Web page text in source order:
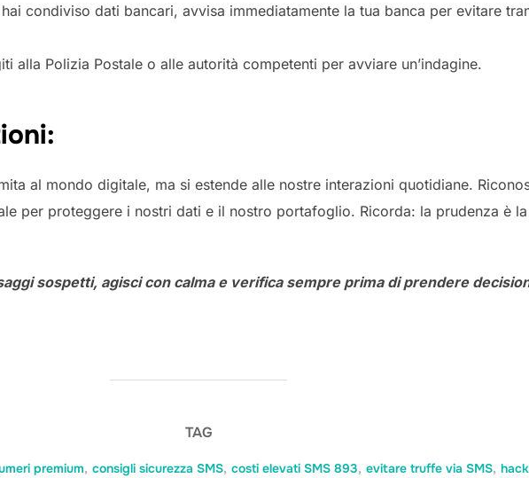
hai condiviso dati bancari, avvisa immediatamente la tua banca per evitare
alla Polizia Postale o alle autorità competenti per avviare un’indagine.
al mondo digitale, ma si estende alle nostre interazioni quotidiane.
per proteggere i nostri dati e il nostro portafoglio. Ricorda: la prudenza è
sospetti, agisci con calma e verifica sempre prima di prendere
TAG
premium, consigli sicurezza SMS, costi elevati SMS 893, evitare truffe via SMS,